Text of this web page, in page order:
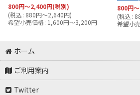
800円～2,400円(税別)
(税込: 880円～2,640円)
希望小売価格: 1,600円～3,200円
800円
(税込:
希望小
ホーム
ご利用案内
Twitter